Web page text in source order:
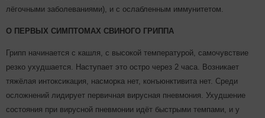
лёгочными заболеваниями), и с ослабленным иммунитетом.
О ПЕРВЫХ СИМПТОМАХ СВИНОГО ГРИППА
Грипп начинается с кашля, с высокой температурой, самочувствие
резко ухудшается. Наступает это остро через 2 часа. Возникает
тяжёлая интоксикация, насморка нет, конъюнктивита нет. Среди
осложнений лидирует первичная вирусная пневмония. Ухудшение
состояния при вирусной пневмонии идёт быстрыми темпами, и у